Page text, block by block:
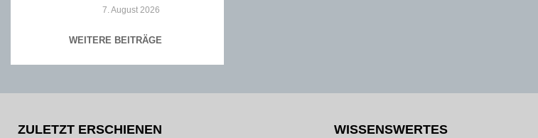
7. August 2026
WEITERE BEITRÄGE
ZULETZT ERSCHIENEN WISSENSWERTES